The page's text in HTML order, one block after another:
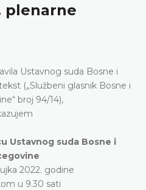
plenarne
Ustavnog suda Bosne i
(„Službeni glasnik Bosne i
broj 94/14),
Ustavnog suda Bosne i
2022. godine
u 9.30 sati